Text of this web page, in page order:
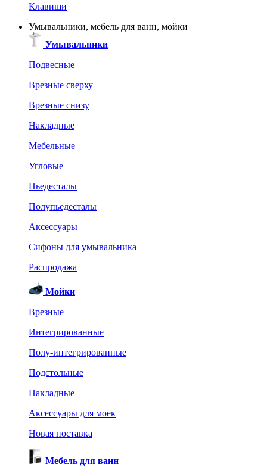
Клавиши
Умывальники, мебель для ванн, мойки
Умывальники
Подвесные
Врезные сверху
Врезные снизу
Накладные
Мебельные
Угловые
Пьедесталы
Полупьедесталы
Аксессуары
Сифоны для умывальника
Распродажа
Мойки
Врезные
Интегрированные
Полу-интегрированные
Подстольные
Накладные
Аксессуары для моек
Новая поставка
Мебель для ванн